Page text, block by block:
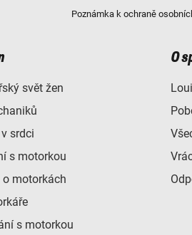
Poznámka k ochraně
svět žen
srdci
s motorkou
o motorkách
s motorkou
O